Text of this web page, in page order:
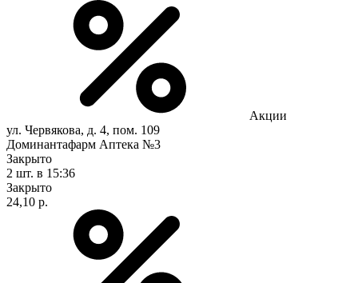
Акции
ул. Червякова, д. 4, пом. 109
Доминантафарм Аптека №3
Закрыто
2 шт. в 15:36
Закрыто
24,10 р.